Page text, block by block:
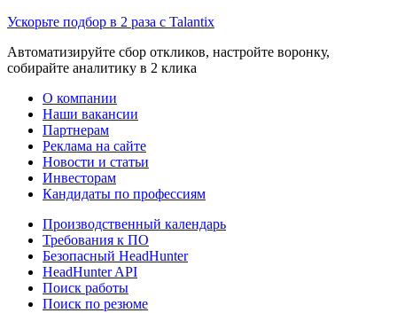
Ускорьте подбор в 2 раза с Talantix
Автоматизируйте сбор откликов, настройте воронку,
собирайте аналитику в 2 клика
О компании
Наши вакансии
Партнерам
Реклама на сайте
Новости и статьи
Инвесторам
Кандидаты по профессиям
Производственный календарь
Требования к ПО
Безопасный HeadHunter
HeadHunter API
Поиск работы
Поиск по резюме